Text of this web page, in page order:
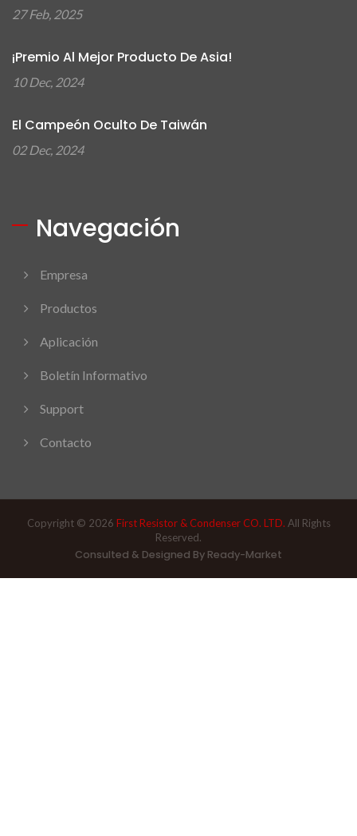
27 Feb, 2025
¡Premio Al Mejor Producto De Asia!
10 Dec, 2024
El Campeón Oculto De Taiwán
02 Dec, 2024
Navegación
Empresa
Productos
Aplicación
Boletín Informativo
Support
Contacto
Copyright © 2026 First Resistor & Condenser CO. LTD. All Rights
Reserved.
Consulted & Designed By Ready-Market